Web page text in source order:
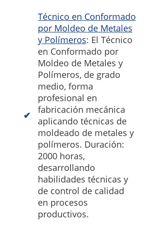
Técnico en Conformado
por Moldeo de Metales
y Polímeros: El Técnico
en Conformado por
Moldeo de Metales y
Polímeros, de grado
medio, forma
profesional en
fabricación mecánica
aplicando técnicas de
moldeado de metales y
polímeros. Duración:
2000 horas,
desarrollando
habilidades técnicas y
de control de calidad
en procesos
productivos.